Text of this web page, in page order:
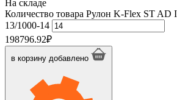
На складе
Количество товара Рулон K-Flex ST
13/1000-14
198796.92₽
в корзину добавлено